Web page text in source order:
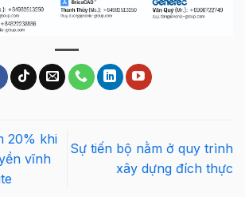
20% khi
vĩnh
Sự tiến bộ nằm ở quy trình
xây dựng đích thực